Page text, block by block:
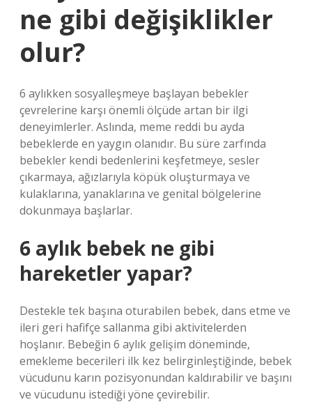
ne gibi değişiklikler
olur?
6 aylıkken sosyalleşmeye başlayan bebekler
çevrelerine karşı önemli ölçüde artan bir ilgi
deneyimlerler. Aslında, meme reddi bu ayda
bebeklerde en yaygın olanıdır. Bu süre zarfında
bebekler kendi bedenlerini keşfetmeye, sesler
çıkarmaya, ağızlarıyla köpük oluşturmaya ve
kulaklarına, yanaklarına ve genital bölgelerine
dokunmaya başlarlar.
6 aylık bebek ne gibi
hareketler yapar?
Destekle tek başına oturabilen bebek, dans etme ve
ileri geri hafifçe sallanma gibi aktivitelerden
hoşlanır. Bebeğin 6 aylık gelişim döneminde,
emekleme becerileri ilk kez belirginleştiğinde, bebek
vücudunu karın pozisyonundan kaldırabilir ve başını
ve vücudunu istediği yöne çevirebilir.